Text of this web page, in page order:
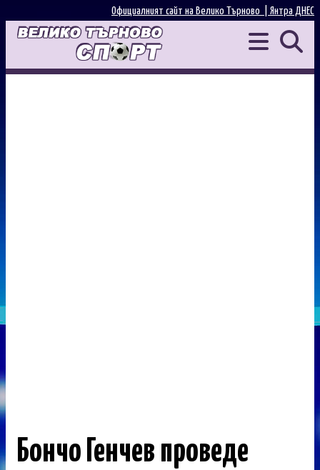
Янтра ДНЕС
Официалният сайт на Велико Търново |
Бончо Генчев проведе